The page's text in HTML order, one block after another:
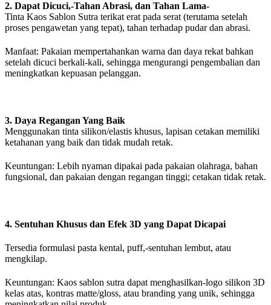
2. Dapat Dicuci,-Tahan Abrasi, dan Tahan Lama-
Tinta Kaos Sablon Sutra terikat erat pada serat (terutama setelah
proses pengawetan yang tepat), tahan terhadap pudar dan abrasi.
Manfaat: Pakaian mempertahankan warna dan daya rekat bahkan
setelah dicuci berkali-kali, sehingga mengurangi pengembalian dan
meningkatkan kepuasan pelanggan.
3. Daya Regangan Yang Baik
Menggunakan tinta silikon/elastis khusus, lapisan cetakan memiliki
ketahanan yang baik dan tidak mudah retak.
Keuntungan: Lebih nyaman dipakai pada pakaian olahraga, bahan
fungsional, dan pakaian dengan regangan tinggi; cetakan tidak retak.
4. Sentuhan Khusus dan Efek 3D yang Dapat Dicapai
Tersedia formulasi pasta kental, puff,-sentuhan lembut, atau
mengkilap.
Keuntungan: Kaos sablon sutra dapat menghasilkan-logo silikon 3D
kelas atas, kontras matte/gloss, atau branding yang unik, sehingga